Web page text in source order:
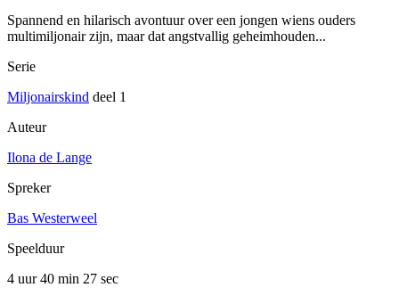
Spannend en hilarisch avontuur over een jongen wiens ouders
multimiljonair zijn, maar dat angstvallig geheimhouden...
Serie
Miljonairskind deel 1
Auteur
Ilona de Lange
Spreker
Bas Westerweel
Speelduur
4 uur 40 min 27 sec